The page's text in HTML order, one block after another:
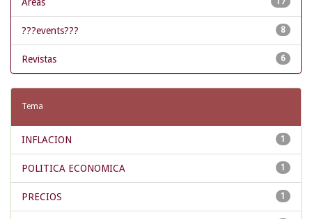
8
???events???
6
Revistas
Tema
1
INFLACION
1
POLITICA ECONOMICA
1
PRECIOS